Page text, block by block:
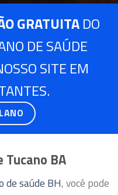
GRATUITADO
DE SAÚDE
SITE EM
Tucano BA
de saúde BH, você pode